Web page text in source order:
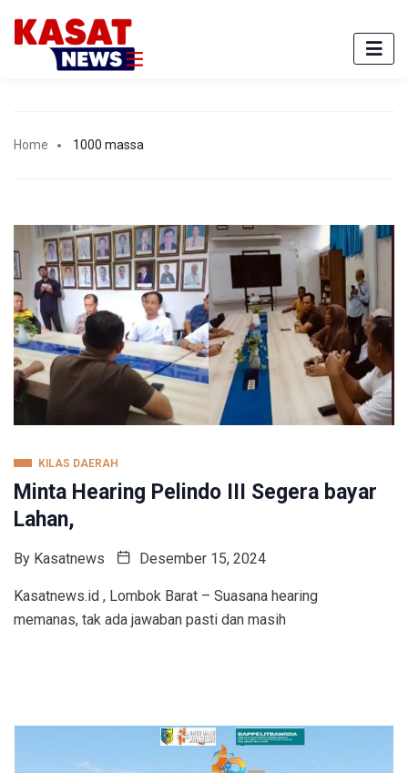
Home 1000 massa
KILAS DAERAH
Minta Hearing Pelindo III Segera bayar
Lahan,
By Kasatnews Desember 15, 2024
Kasatnews.id , Lombok Barat – Suasana hearing
memanas, tak ada jawaban pasti dan masih